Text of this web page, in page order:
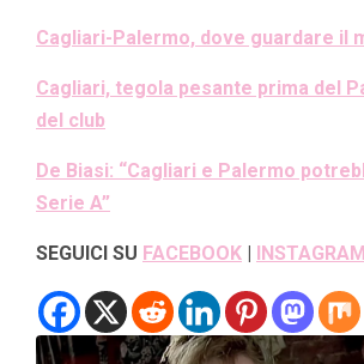
Cagliari-Palermo, dove guardare il
Cagliari, tegola pesante prima del
del club
De Biasi: “Cagliari e Palermo
Serie A”
SEGUICI SU FACEBOOK | INSTAGRAM